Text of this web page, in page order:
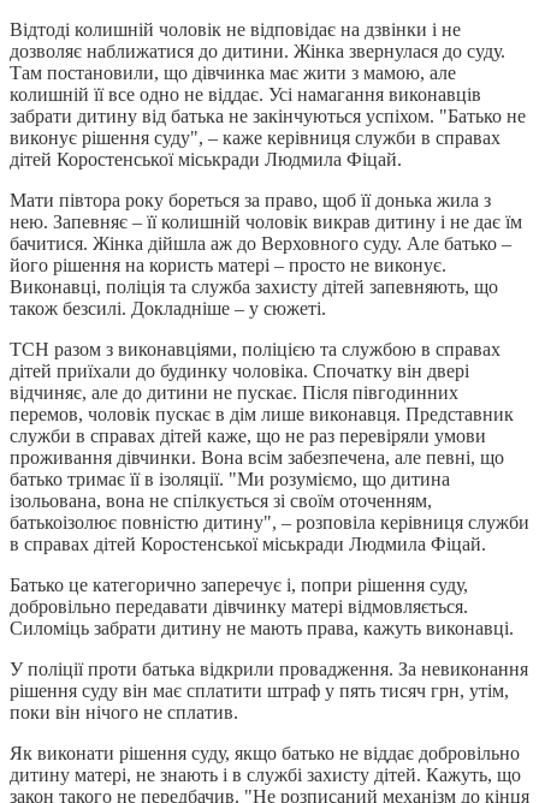
Відтоді колишній чоловік не відповідає на дзвінки і не
дозволяє наближатися до дитини. Жінка звернулася до суду.
Там постановили, що дівчинка має жити з мамою, але
колишній її все одно не віддає. Усі намагання виконавців
забрати дитину від батька не закінчуються успіхом. "Батько не
виконує рішення суду", – каже керівниця служби в справах
дітей Коростенської міськради Людмила Фіцай.
Мати півтора року бореться за право, щоб її донька жила з
нею. Запевняє – її колишній чоловік викрав дитину і не дає їм
бачитися. Жінка дійшла аж до Верховного суду. Але батько –
його рішення на користь матері – просто не виконує.
Виконавці, поліція та служба захисту дітей запевняють, що
також безсилі. Докладніше – у сюжеті.
ТСН разом з виконавціями, поліцією та службою в справах
дітей приїхали до будинку чоловіка. Спочатку він двері
відчиняє, але до дитини не пускає. Після півгодинних
перемов, чоловік пускає в дім лише виконавця. Представник
служби в справах дітей каже, що не раз перевіряли умови
проживання дівчинки. Вона всім забезпечена, але певні, що
батько тримає її в ізоляції. "Ми розуміємо, що дитина
ізольована, вона не спілкується зі своїм оточенням,
батькоізолює повністю дитину", – розповіла керівниця служби
в справах дітей Коростенської міськради Людмила Фіцай.
Батько це категорично заперечує і, попри рішення суду,
добровільно передавати дівчинку матері відмовляється.
Силоміць забрати дитину не мають права, кажуть виконавці.
У поліції проти батька відкрили провадження. За невиконання
рішення суду він має сплатити штраф у пять тисяч грн, утім,
поки він нічого не сплатив.
Як виконати рішення суду, якщо батько не віддає добровільно
дитину матері, не знають і в службі захисту дітей. Кажуть, що
закон такого не передбачив. "Не розписаний механізм до кінця